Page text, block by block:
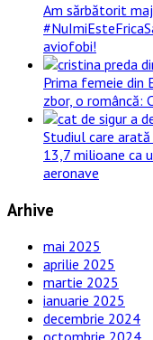
Am sărbătorit
aviofobi!
Prima femeie din
zbor, o româncă:
Studiul care
13,7 milioane ca
aeronave
Arhive
mai 2025
aprilie 2025
martie 2025
ianuarie 2025
decembrie 2024